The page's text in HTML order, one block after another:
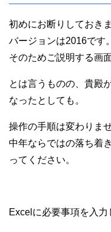
初めにお断りしておき
バージョンは2016です。
そのためご説明する画
とは言うものの、貴殿
なったとしても。
操作の手順は変わりませ
中年ならではの落ち着
ってください。
Excelに必要事項を入力